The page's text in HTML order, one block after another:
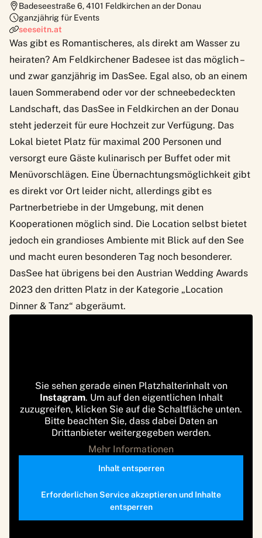
Badeseestraße 6,4101 Feldkirchen an der Donau
ganzjährig für Events
seeseitn.at
Was gibt es Romantischeres, als direkt am Wasser zu
heiraten? Am Feldkirchener Badesee ist das möglich –
und zwar ganzjährig im DasSee. Egal also, ob an einem
lauen Sommerabend oder vor der schneebedeckten
Landschaft, das DasSee in Feldkirchen an der Donau
steht jederzeit für eure Hochzeit zur Verfügung. Das
Lokal bietet Platz für maximal 200 Personen und
versorgt eure Gäste kulinarisch per Buffet oder mit
Menüvorschlägen. Eine Übernachtungsmöglichkeit gibt
es direkt vor Ort leider nicht, allerdings gibt es
Partnerbetriebe in der Umgebung, mit denen
Kooperationen möglich sind. Die Location selbst bietet
jedoch ein grandioses Ambiente mit Blick auf den See
und macht euren besonderen Tag noch besonderer.
DasSee hat übrigens bei den Austrian Wedding Awards
2023 den dritten Platz in der Kategorie „Location
Dinner & Tanz“ abgeräumt.
Sie sehen gerade einen Platzhalterinhalt von
Instagram. Um auf den eigentlichen Inhalt
zuzugreifen, klicken Sie auf die Schaltfläche unten.
Bitte beachten Sie, dass dabei Daten an
Drittanbieter weitergegeben werden.
Mehr Informationen
Inhalt entsperren
Erforderlichen Service akzeptieren und Inhalte
entsperren